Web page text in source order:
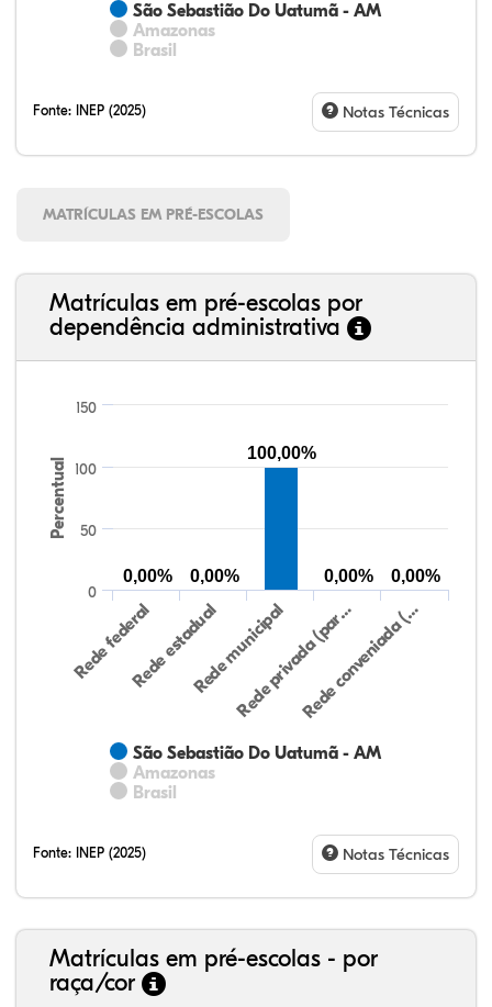
São Sebastião Do Uatumã - AM
Amazonas
Brasil
Fonte: INEP (2025) Notas Técnicas
MATRÍCULAS EM PRÉ-ESCOLAS
Matrículas em pré-escolas por
dependência administrativa
Percentual
São Sebastião Do Uatumã - AM
Amazonas
Brasil
Rede federalRede estadualRede municipal
Rede privada (par…Rede conveniada (…
0
50
100
150
0,00% 0,00%
100,00%
0,00% 0,00%
Fonte: INEP (2025) Notas Técnicas
Matrículas em pré-escolas - por
raça/cor